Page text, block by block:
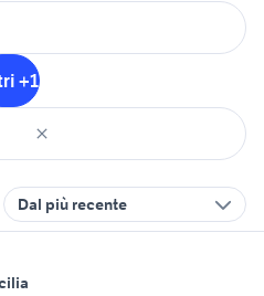
+1
Dal più recente